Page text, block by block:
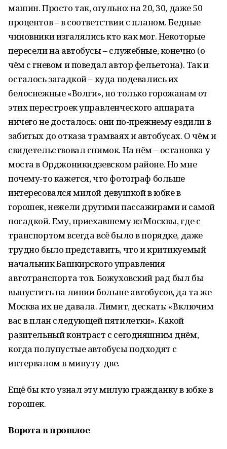
машин. Просто так, огульно: на 20, 30, даже 50
процентов – в соответствии с планом. Бедные
чиновники изгалялись кто как мог. Некоторые
пересели на автобусы – служебные, конечно (о
чём с гневом и поведал автор фельетона). Так и
осталось загадкой – куда подевались их
белоснежные «Волги», но только горожанам от
этих перестроек управленческого аппарата
ничего не досталось: они по-прежнему ездили в
забитых до отказа трамваях и автобусах. О чём и
свидетельствовал снимок. На нём – остановка у
моста в Орджоникидзевском районе. Но мне
почему-то кажется, что фотограф больше
интересовался милой девушкой в юбке в
горошек, нежели другими пассажирами и самой
посадкой. Ему, приехавшему из Москвы, где с
транспортом всегда всё было в порядке, даже
трудно было представить, что и критикуемый
начальник Башкирского управления
автотранспорта тов. Божуховский рад был бы
выпустить на линии больше автобусов, да та же
Москва их не давала. Лимит, дескать: «Включим
вас в план следующей пятилетки». Какой
разительный контраст с сегодняшним днём,
когда полупустые автобусы подходят с
интервалом в минуту-две.
Ещё бы кто узнал эту милую гражданку в юбке в
горошек.
Ворота в прошлое